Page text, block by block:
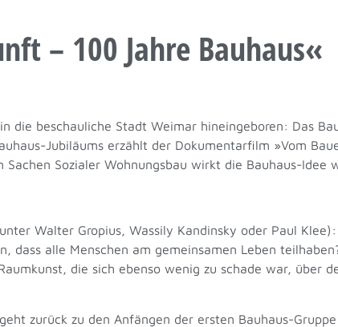
– 100 Jahre Bauhaus«
beschauliche Stadt Weimar hineingeboren: Das
Jubiläums erzählt der Dokumentarfilm »Vom
Sozialer Wohnungsbau wirkt die Bauhaus-Idee
Walter Gropius, Wassily Kandinsky oder Paul
dass alle Menschen am gemeinsamen Leben
die sich ebenso wenig zu schade war, über
zurück zu den Anfängen der ersten Bauhaus-